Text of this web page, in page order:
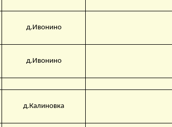
д.Ивонино
д.Ивонино
д.Калиновка